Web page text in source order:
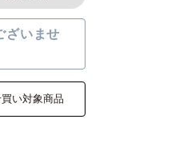
ざいませ
い対象商品